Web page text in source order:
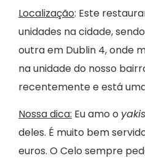
Localização: Este
unidades na cidade,
outra em Dublin 4, onde
na unidade do nosso
recentemente e está
Nossa dica: Eu amo o
deles. É muito bem
euros. O Celo sempre